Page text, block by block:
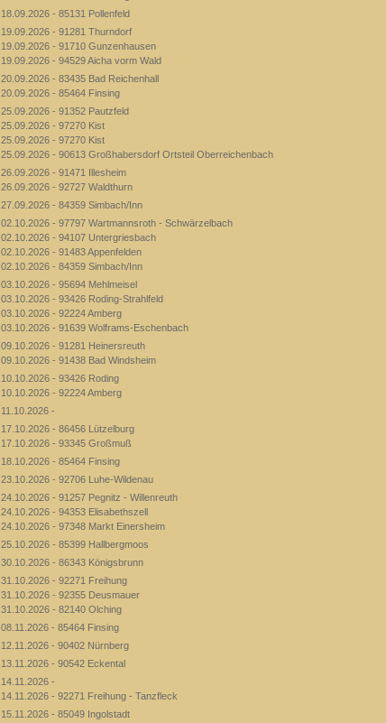
18.09.2026 - 85131 Pollenfeld
19.09.2026 - 91281 Thurndorf
19.09.2026 - 91710 Gunzenhausen
19.09.2026 - 94529 Aicha vorm Wald
20.09.2026 - 83435 Bad Reichenhall
20.09.2026 - 85464 Finsing
25.09.2026 - 91352 Pautzfeld
25.09.2026 - 97270 Kist
25.09.2026 - 97270 Kist
25.09.2026 - 90613 Großhabersdorf Ortsteil Oberreichenbach
26.09.2026 - 91471 Illesheim
26.09.2026 - 92727 Waldthurn
27.09.2026 - 84359 Simbach/Inn
02.10.2026 - 97797 Wartmannsroth - Schwärzelbach
02.10.2026 - 94107 Untergriesbach
02.10.2026 - 91483 Appenfelden
02.10.2026 - 84359 Simbach/Inn
03.10.2026 - 95694 Mehlmeisel
03.10.2026 - 93426 Roding-Strahlfeld
03.10.2026 - 92224 Amberg
03.10.2026 - 91639 Wolframs-Eschenbach
09.10.2026 - 91281 Heinersreuth
09.10.2026 - 91438 Bad Windsheim
10.10.2026 - 93426 Roding
10.10.2026 - 92224 Amberg
11.10.2026 -
17.10.2026 - 86456 Lützelburg
17.10.2026 - 93345 Großmuß
18.10.2026 - 85464 Finsing
23.10.2026 - 92706 Luhe-Wildenau
24.10.2026 - 91257 Pegnitz - Willenreuth
24.10.2026 - 94353 Elisabethszell
24.10.2026 - 97348 Markt Einersheim
25.10.2026 - 85399 Hallbergmoos
30.10.2026 - 86343 Königsbrunn
31.10.2026 - 92271 Freihung
31.10.2026 - 92355 Deusmauer
31.10.2026 - 82140 Olching
08.11.2026 - 85464 Finsing
12.11.2026 - 90402 Nürnberg
13.11.2026 - 90542 Eckental
14.11.2026 -
14.11.2026 - 92271 Freihung - Tanzfleck
15.11.2026 - 85049 Ingolstadt